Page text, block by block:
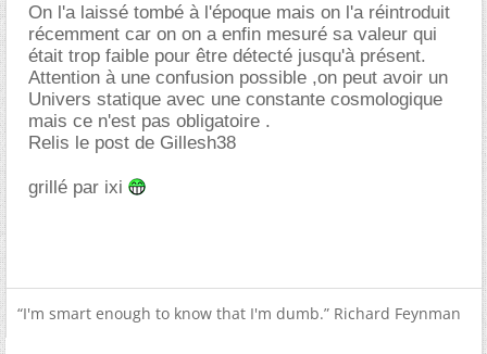
On l'a laissé tombé à l'époque mais on l'a réintroduit
récemment car on on a enfin mesuré sa valeur qui
était trop faible pour être détecté jusqu'à présent.
Attention à une confusion possible ,on peut avoir un
Univers statique avec une constante cosmologique
mais ce n'est pas obligatoire .
Relis le post de Gillesh38
grillé par ixi
“I'm smart enough to know that I'm dumb.” Richard Feynman